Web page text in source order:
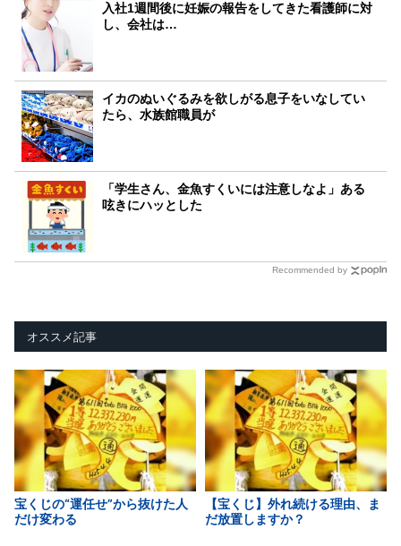
入社1週間後に妊娠の報告をしてきた看護師に対
し、会社は…
イカのぬいぐるみを欲しがる息子をいなしてい
たら、水族館職員が
「学生さん、金魚すくいには注意しなよ」ある
呟きにハッとした
Recommended by
オススメ記事
宝くじの“運任せ”から抜けた人
だけ変わる
【宝くじ】外れ続ける理由、ま
だ放置しますか？